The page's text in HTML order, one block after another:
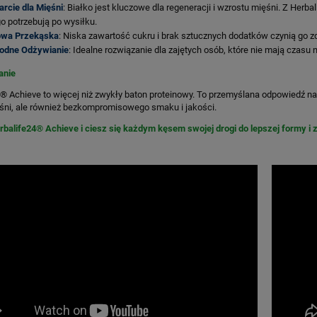
dla Mięśni: Białko jest kluczowe dla regeneracji i wzrostu mięśni. Z
potrzebują po wysiłku.
Przekąska: Niska zawartość cukru i brak sztucznych dodatków czynią go
Odżywianie: Idealne rozwiązanie dla zajętych osób, które nie mają czasu
Achieve to więcej niż zwykły baton proteinowy. To przemyślana odpowiedź
ale również bezkompromisowego smaku i jakości.
Achieve i ciesz się każdym kęsem swojej drogi do lepszej formy i